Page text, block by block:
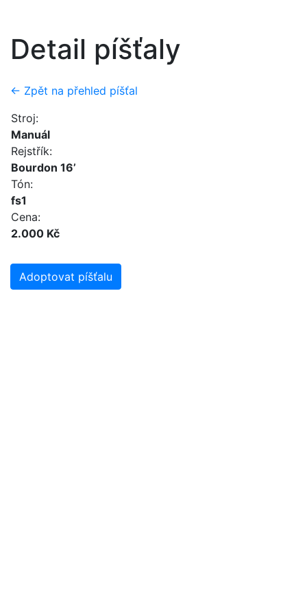
Detail píšťaly
← Zpět na přehled píšťal
Stroj:
Manuál
Rejstřík:
Bourdon 16’
Tón:
fs1
Cena:
2.000 Kč
Adoptovat píšťalu